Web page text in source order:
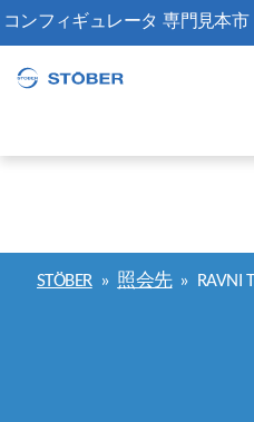
コンフィギュレータ 専門見本市
STÖBER » 照会先 » RAVNI